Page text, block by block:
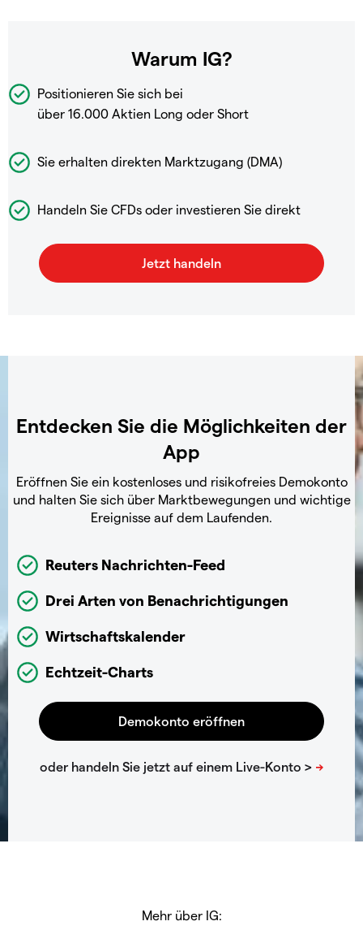
Warum IG?
Positionieren Sie sich bei
über 16.000 Aktien Long oder Short
Sie erhalten direkten Marktzugang (DMA)
Handeln Sie CFDs oder investieren Sie direkt
Entdecken Sie die Möglichkeiten der
App
Eröffnen Sie ein kostenloses und risikofreies Demokonto
und halten Sie sich über Marktbewegungen und wichtige
Ereignisse auf dem Laufenden.
Reuters Nachrichten-Feed
Drei Arten von Benachrichtigungen
Wirtschaftskalender
Echtzeit-Charts
Mehr über IG: